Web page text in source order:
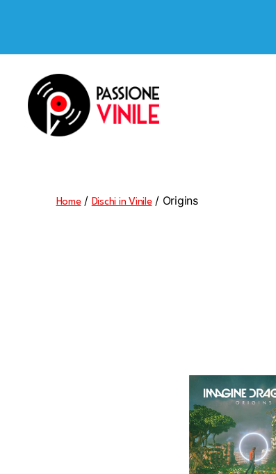
Home/ Dischi in Vinile/ Origins